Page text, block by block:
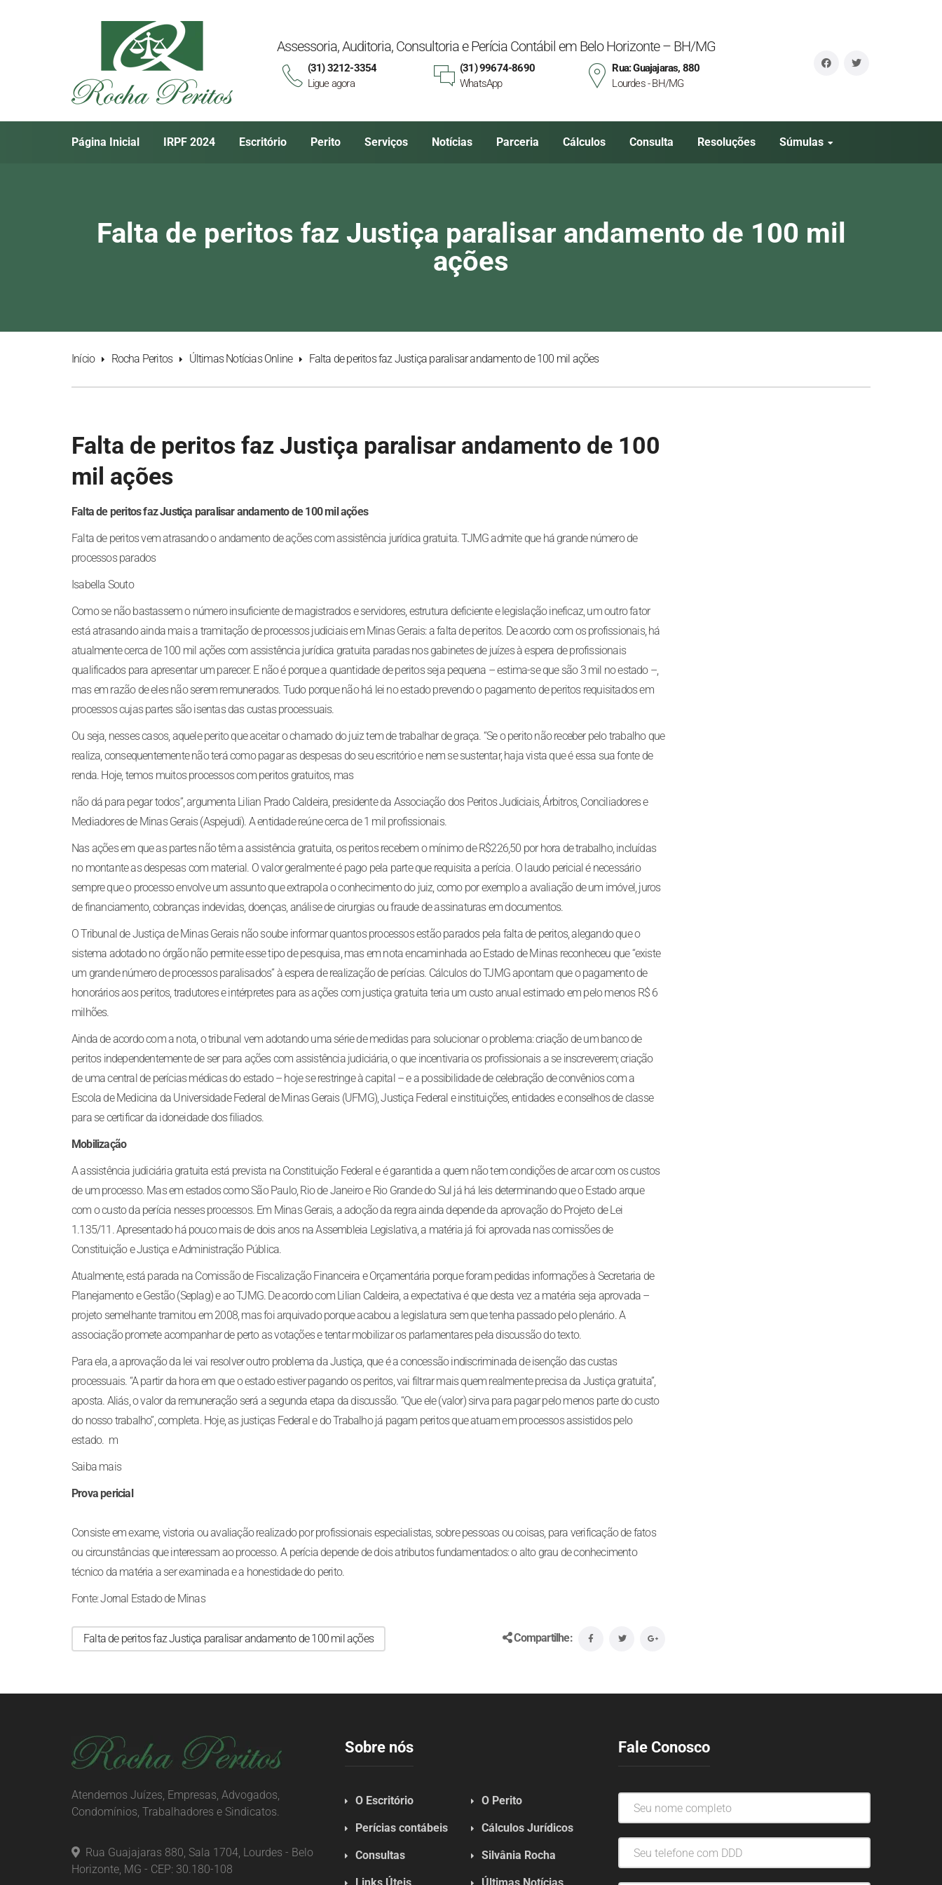
Assessoria, Auditoria, Consultoria e Perícia Contábil em Belo Horizonte – BH/MG
(31) 3212-3354
Ligue agora
(31) 99674-8690
WhatsApp
Rua: Guajajaras, 880
Lourdes - BH/MG
Página Inicial IRPF 2024 Escritório Perito Serviços Notícias Parceria Cálculos Consulta Resoluções Súmulas
Falta de peritos faz Justiça paralisar andamento de 100 mil
ações
Início Rocha Peritos Últimas Notícias Online Falta de peritos faz Justiça paralisar andamento de 100 mil ações
Falta de peritos faz Justiça paralisar andamento de 100
mil ações
Falta de peritos faz Justiça paralisar andamento de 100 mil ações
Falta de peritos vem atrasando o andamento de ações com assistência jurídica gratuita. TJMG admite que há grande número de
processos parados
Isabella Souto
Como se não bastassem o número insuficiente de magistrados e servidores, estrutura deficiente e legislação ineficaz, um outro fator
está atrasando ainda mais a tramitação de processos judiciais em Minas Gerais: a falta de peritos. De acordo com os profissionais, há
atualmente cerca de 100 mil ações com assistência jurídica gratuita paradas nos gabinetes de juízes à espera de profissionais
qualificados para apresentar um parecer. E não é porque a quantidade de peritos seja pequena – estima-se que são 3 mil no estado –,
mas em razão de eles não serem remunerados. Tudo porque não há lei no estado prevendo o pagamento de peritos requisitados em
processos cujas partes são isentas das custas processuais.
Ou seja, nesses casos, aquele perito que aceitar o chamado do juiz tem de trabalhar de graça. “Se o perito não receber pelo trabalho que
realiza, consequentemente não terá como pagar as despesas do seu escritório e nem se sustentar, haja vista que é essa sua fonte de
renda. Hoje, temos muitos processos com peritos gratuitos, mas
não dá para pegar todos”, argumenta Lilian Prado Caldeira, presidente da Associação dos Peritos Judiciais, Árbitros, Conciliadores e
Mediadores de Minas Gerais (Aspejudi). A entidade reúne cerca de 1 mil profissionais.
Nas ações em que as partes não têm a assistência gratuita, os peritos recebem o mínimo de R$226,50 por hora de trabalho, incluídas
no montante as despesas com material. O valor geralmente é pago pela parte que requisita a perícia. O laudo pericial é necessário
sempre que o processo envolve um assunto que extrapola o conhecimento do juiz, como por exemplo a avaliação de um imóvel, juros
de financiamento, cobranças indevidas, doenças, análise de cirurgias ou fraude de assinaturas em documentos.
O Tribunal de Justiça de Minas Gerais não soube informar quantos processos estão parados pela falta de peritos, alegando que o
sistema adotado no órgão não permite esse tipo de pesquisa, mas em nota encaminhada ao Estado de Minas reconheceu que “existe
um grande número de processos paralisados” à espera de realização de perícias. Cálculos do TJMG apontam que o pagamento de
honorários aos peritos, tradutores e intérpretes para as ações com justiça gratuita teria um custo anual estimado em pelo menos R$ 6
milhões.
Ainda de acordo com a nota, o tribunal vem adotando uma série de medidas para solucionar o problema: criação de um banco de
peritos independentemente de ser para ações com assistência judiciária, o que incentivaria os profissionais a se inscreverem; criação
de uma central de perícias médicas do estado – hoje se restringe à capital – e a possibilidade de celebração de convênios com a
Escola de Medicina da Universidade Federal de Minas Gerais (UFMG), Justiça Federal e instituições, entidades e conselhos de classe
para se certificar da idoneidade dos filiados.
Mobilização
A assistência judiciária gratuita está prevista na Constituição Federal e é garantida a quem não tem condições de arcar com os custos
de um processo. Mas em estados como São Paulo, Rio de Janeiro e Rio Grande do Sul já há leis determinando que o Estado arque
com o custo da perícia nesses processos. Em Minas Gerais, a adoção da regra ainda depende da aprovação do Projeto de Lei
1.135/11. Apresentado há pouco mais de dois anos na Assembleia Legislativa, a matéria já foi aprovada nas comissões de
Constituição e Justiça e Administração Pública.
Atualmente, está parada na Comissão de Fiscalização Financeira e Orçamentária porque foram pedidas informações à Secretaria de
Planejamento e Gestão (Seplag) e ao TJMG. De acordo com Lilian Caldeira, a expectativa é que desta vez a matéria seja aprovada –
projeto semelhante tramitou em 2008, mas foi arquivado porque acabou a legislatura sem que tenha passado pelo plenário. A
associação promete acompanhar de perto as votações e tentar mobilizar os parlamentares pela discussão do texto.
Para ela, a aprovação da lei vai resolver outro problema da Justiça, que é a concessão indiscriminada de isenção das custas
processuais. “A partir da hora em que o estado estiver pagando os peritos, vai filtrar mais quem realmente precisa da Justiça gratuita”,
aposta. Aliás, o valor da remuneração será a segunda etapa da discussão. “Que ele (valor) sirva para pagar pelo menos parte do custo
do nosso trabalho”, completa. Hoje, as justiças Federal e do Trabalho já pagam peritos que atuam em processos assistidos pelo
estado. m
Saiba mais
Prova pericial
Consiste em exame, vistoria ou avaliação realizado por profissionais especialistas, sobre pessoas ou coisas, para verificação de fatos
ou circunstâncias que interessam ao processo. A perícia depende de dois atributos fundamentados: o alto grau de conhecimento
técnico da matéria a ser examinada e a honestidade do perito.
Fonte: Jornal Estado de Minas
Falta de peritos faz Justiça paralisar andamento de 100 mil ações Compartilhe:
Atendemos Juízes, Empresas, Advogados,
Condomínios, Trabalhadores e Sindicatos.
Rua Guajajaras 880, Sala 1704, Lourdes - Belo
Horizonte, MG - CEP: 30.180-108
Sobre nós
O Escritório O Perito
Perícias contábeis Cálculos Jurídicos
Consultas Silvânia Rocha
Fale Conosco